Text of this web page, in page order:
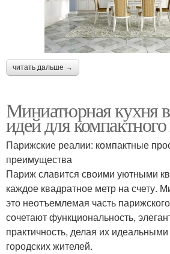
читать дальше →
Миниатюрная кухня
идей для
Парижские реалии: компактные
преимущества
Париж славится своими уютными
каждое квадратное метр на счету.
это неотъемлемая часть
сочетают функциональность,
практичность, делая их
городских жителей.